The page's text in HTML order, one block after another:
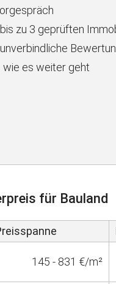
zu 3 geprüften
wie es weiter geht
für Bauland
145 - 831 €/m²